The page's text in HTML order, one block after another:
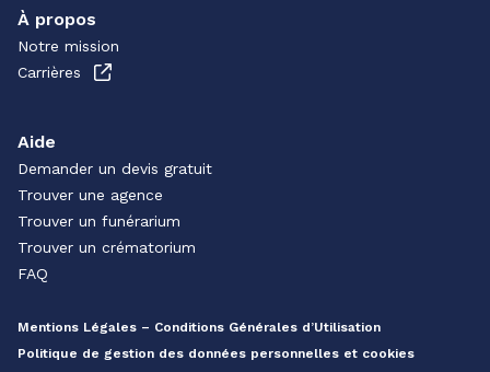
À propos
Notre mission
Carrières
Aide
Demander un devis gratuit
Trouver une agence
Trouver un funérarium
Trouver un crématorium
FAQ
Mentions Légales – Conditions Générales d’Utilisation
Politique de gestion des données personnelles et cookies